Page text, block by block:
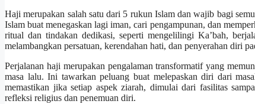
Haji merupakan salah satu dari 5 rukun Islam dan wajib bagi
Islam buat menegaskan lagi iman, cari pengampunan, dan
ritual dan tindakan dedikasi, seperti mengelilingi Ka’bah,
melambangkan persatuan, kerendahan hati, dan penyerahan diri
Perjalanan haji merupakan pengalaman transformatif yang
masa lalu. Ini tawarkan peluang buat melepaskan diri dari
memastikan jika setiap aspek ziarah, dimulai dari fasilitas
refleksi religius dan penemuan diri.